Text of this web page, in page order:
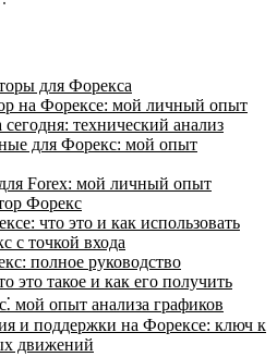
для Форекса
на Форексе: мой личный опыт
технический анализ
для Форекс: мой опыт
Forex: мой личный опыт
Форекс
что это и как использовать
с точкой входа
полное руководство
это такое и как его получить
мой опыт анализа графиков
и поддержки на Форексе: ключ к
движений